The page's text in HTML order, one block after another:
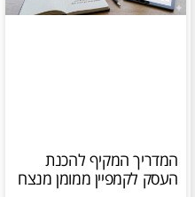
המדריך המקיף להכנת
העסק לקמפיין ממומן מנצח